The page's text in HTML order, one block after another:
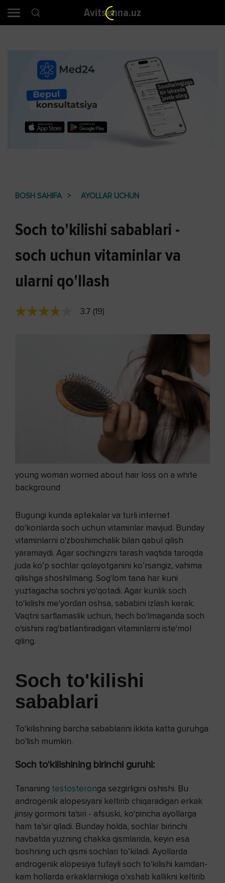
Avitsenna.uz
BOSH SAHIFA AYOLLAR UCHUN
Soch to'kilishi sabablari -
soch uchun vitaminlar va
ularni qo'llash
3.7 (19)
young woman worried about hair loss on a white
background
Bugungi kunda aptekalar va turli internet
do'konlarda soch uchun vitaminlar mavjud. Bunday
vitaminlarni o'zboshimchalik bilan qabul qilish
yaramaydi. Agar sochingizni tarash vaqtida taroqda
juda ko’p sochlar qolayotganini ko’rsangiz, vahima
qilishga shoshilmang. Sog'lom tana har kuni
yuztagacha sochni yo'qotadi. Agar kunlik soch
to'kilishi me'yordan oshsa, sababini izlash kerak.
Vaqtni sarflamaslik uchun, hech bo'lmaganda soch
o'sishini rag'batlantiradigan vitaminlarni iste'mol
qiling.
Soch to'kilishi
sabablari
To'kilishning barcha sabablarini ikkita katta guruhga
bo'lish mumkin.
Soch to'kilishining birinchi guruhi:
Tananing testosteronga sezgirligini oshishi. Bu
androgenik alopesiyani keltirib chiqaradigan erkak
jinsiy gormoni ta'siri - afsuski, ko'pincha ayollarga
ham ta’sir qiladi. Bunday holda, sochlar birinchi
navbatda yuzning chakka qismlarida, keyin esa
boshning uch qismi sochlari to’kiladi. Ayollarda
androgenik alopesiya tufayli soch to'kilishi kamdan-
kam hollarda erkaklarnikiga o'xshab kallikni keltirib
1